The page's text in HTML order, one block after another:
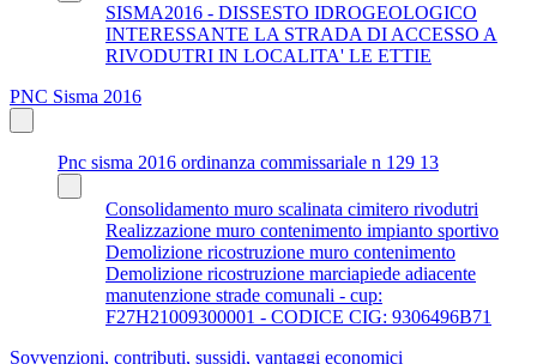
SISMA2016 - DISSESTO IDROGEOLOGICO
INTERESSANTE LA STRADA DI ACCESSO A
RIVODUTRI IN LOCALITA' LE ETTIE
PNC Sisma 2016
Pnc sisma 2016 ordinanza commissariale n 129 13
Consolidamento muro scalinata cimitero rivodutri
Realizzazione muro contenimento impianto sportivo
Demolizione ricostruzione muro contenimento
Demolizione ricostruzione marciapiede adiacente
manutenzione strade comunali - cup:
F27H21009300001 - CODICE CIG: 9306496B71
Sovvenzioni, contributi, sussidi, vantaggi economici